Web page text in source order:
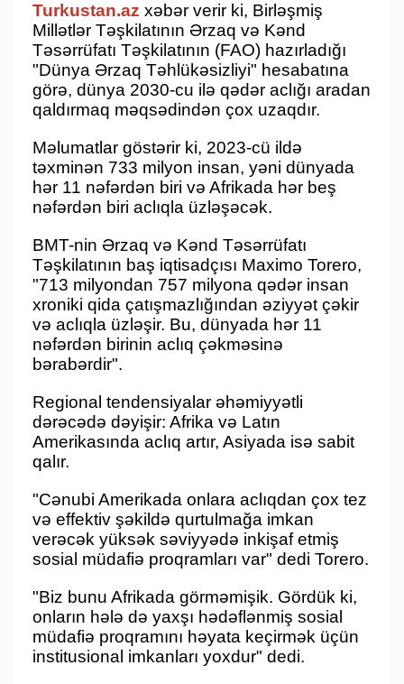
Turkustan.az xəbər verir ki, Birləşmiş
Millətlər Təşkilatının Ərzaq və Kənd
Təsərrüfatı Təşkilatının (FAO) hazırladığı
"Dünya Ərzaq Təhlükəsizliyi" hesabatına
görə, dünya 2030-cu ilə qədər aclığı aradan
qaldırmaq məqsədindən çox uzaqdır.
Məlumatlar göstərir ki, 2023-cü ildə
təxminən 733 milyon insan, yəni dünyada
hər 11 nəfərdən biri və Afrikada hər beş
nəfərdən biri aclıqla üzləşəcək.
BMT-nin Ərzaq və Kənd Təsərrüfatı
Təşkilatının baş iqtisadçısı Maximo Torero,
"713 milyondan 757 milyona qədər insan
xroniki qida çatışmazlığından əziyyət çəkir
və aclıqla üzləşir. Bu, dünyada hər 11
nəfərdən birinin aclıq çəkməsinə
bərabərdir".
Regional tendensiyalar əhəmiyyətli
dərəcədə dəyişir: Afrika və Latın
Amerikasında aclıq artır, Asiyada isə sabit
qalır.
"Cənubi Amerikada onlara aclıqdan çox tez
və effektiv şəkildə qurtulmağa imkan
verəcək yüksək səviyyədə inkişaf etmiş
sosial müdafiə proqramları var" dedi Torero.
"Biz bunu Afrikada görməmişik. Gördük ki,
onların hələ də yaxşı hədəflənmiş sosial
müdafiə proqramını həyata keçirmək üçün
institusional imkanları yoxdur" dedi.